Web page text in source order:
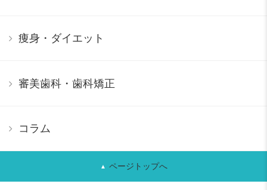
痩身・ダイエット
審美歯科・歯科矯正
コラム
ページトップへ